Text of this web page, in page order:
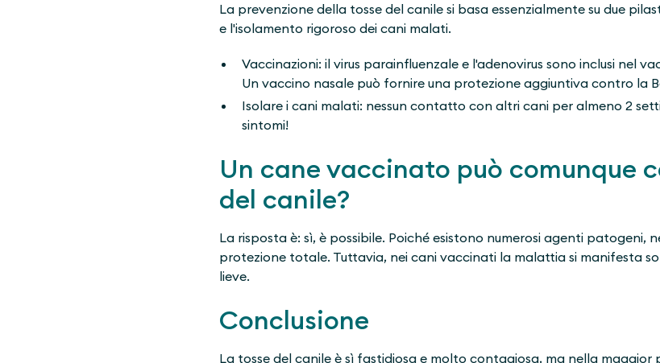
La prevenzione della tosse del canile si basa essenzialmente su due
e l'isolamento rigoroso dei cani malati.
Vaccinazioni: il virus parainfluenzale e l'adenovirus sono inclusi nel
Un vaccino nasale può fornire una protezione aggiuntiva contro la
Isolare i cani malati: nessun contatto con altri cani per almeno 2
sintomi!
Un cane vaccinato può comunque
del canile?
La risposta è: sì, è possibile. Poiché esistono numerosi agenti patogeni,
protezione totale. Tuttavia, nei cani vaccinati la malattia si manifesta
lieve.
Conclusione
La tosse del canile è sì fastidiosa e molto contagiosa, ma nella maggior